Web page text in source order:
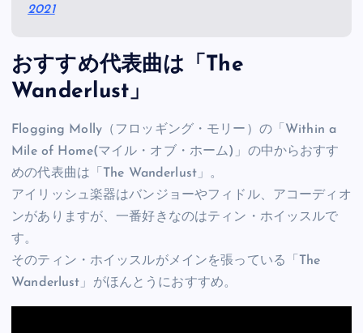
2021
おすすめ代表曲は「The
Wanderlust」
Flogging Molly（フロッギング・モリー）の「Within a
Mile of Home(マイル・オブ・ホーム)」の中からおすす
めの代表曲は「The Wanderlust」。
アイリッシュ楽器はバンジョーやフィドル、アコーディオ
ンがありますが、一番好きなのはティン・ホイッスルで
す。
そのティン・ホイッスルがメインを張っている「The
Wanderlust」がほんとうにおすすめ。